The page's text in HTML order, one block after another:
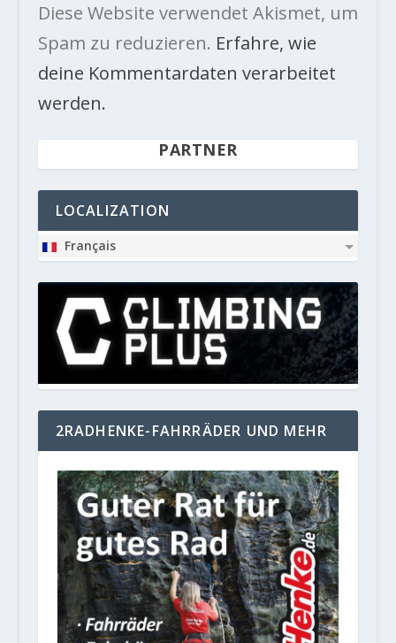
Diese Website verwendet Akismet, um
Spam zu reduzieren. Erfahre, wie
deine Kommentardaten verarbeitet
werden.
PARTNER
LOCALIZATION
Français
2RADHENKE-FAHRRÄDER UND MEHR